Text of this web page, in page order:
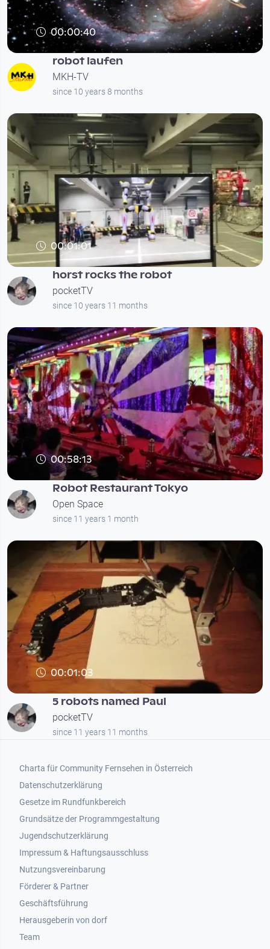
00:00:40
robot laufen
MKH-TV
since 10 years 8 months
00:01:01
horst rocks the robot
pocketTV
since 10 years 11 months
00:58:13
Robot Restaurant Tokyo
Open Space
since 11 years 1 month
00:01:03
5 robots named Paul
pocketTV
since 11 years 11 months
Footer 1
Charta für Community Fernsehen in Österreich
Datenschutzerklärung
Gesetze im Rundfunkbereich
Grundsätze der Programmgestaltung
Jugendschutzerklärung
Impressum & Haftungsausschluss
Nutzungsvereinbarung
Footer 2
Förderer & Partner
Geschäftsführung
Herausgeberin von dorf
Team